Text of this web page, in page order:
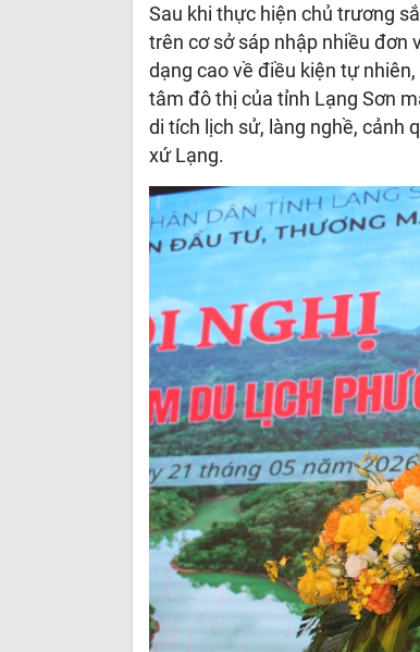
Sau khi thực hiện chủ trương
trên cơ sở sáp nhập nhiều đơn
dạng cao về điều kiện tự
tâm đô thị của tỉnh Lạng Sơn
di tích lịch sử, làng nghề, cảnh
xứ Lạng.